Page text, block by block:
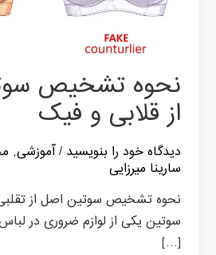
نحوه تشخیص
از قلابی و فیک
دیدگاه‌ خود را بنویسید /آموزشی,
سارینا میرزایی
نحوه تشخیص سوتین اصل از
سوتین یکی از لوازم ضروری در
[…]
قلابی